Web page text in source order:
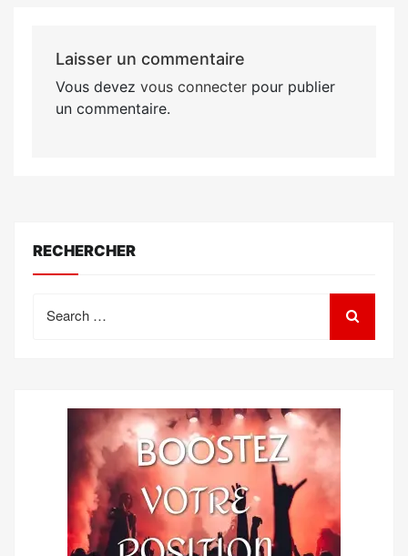
Laisser un commentaire
Vous devez vous connecterpour publier
un commentaire.
RECHERCHER
for: